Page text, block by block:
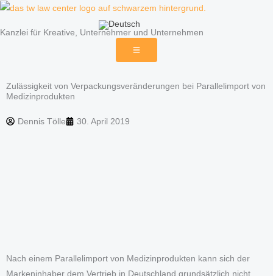
Zum
springen
Kanzlei für Kreative, Unternehmer und Unternehmen
Zulässigkeit von Verpackungsveränderungen bei Parallelimport von
Medizinprodukten
Dennis Tölle 30. April 2019
Nach einem Parallelimport von Medizinprodukten kann sich der
Markeninhaber dem Vertrieb in Deutschland grundsätzlich nicht